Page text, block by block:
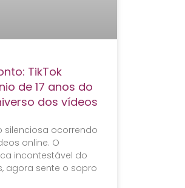
TikTok
de 17 anos do
dos vídeos
silenciosa ocorrendo
online. O
incontestável do
agora sente o sopro